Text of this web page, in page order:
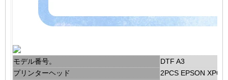
モデル番号。
DTF A3
プリンターヘッド
2PCS EPSON XP600